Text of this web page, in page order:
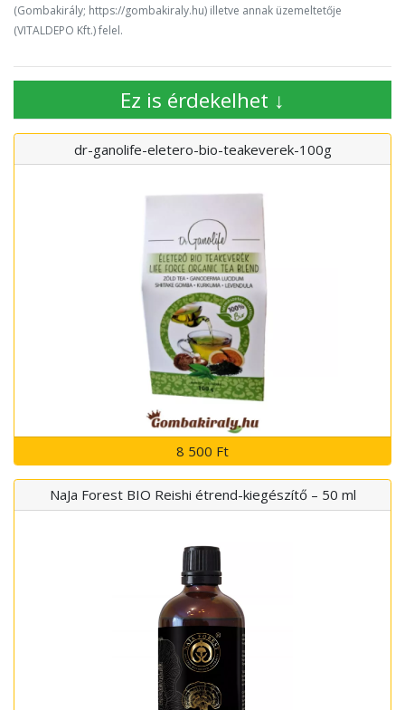
(Gombakirály; https://gombakiraly.hu) illetve annak üzemeltetője
(VITALDEPO Kft.) felel.
Ez is érdekelhet ↓
dr-ganolife-eletero-bio-teakeverek-100g
8 500 Ft
NaJa Forest BIO Reishi étrend-kiegészítő – 50 ml